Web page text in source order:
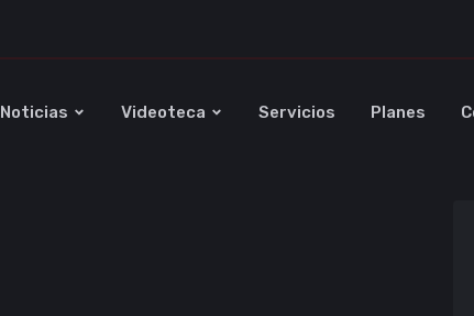
Noticias Videoteca Servicios Planes